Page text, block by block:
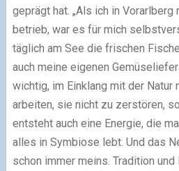
geprägt hat. „Als ich in
betrieb, war es für mich
täglich am See die frischen
auch meine eigenen
wichtig, im Einklang mit der Natur
arbeiten, sie nicht zu zerstören,
entsteht auch eine Energie, die
alles in Symbiose lebt. Und das
schon immer meins. Tradition